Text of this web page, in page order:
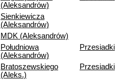
(Aleksandrów)
Sienkiewicza
(Aleksandrów)
MDK (Aleksandrów)
Południowa
(Aleksandrów)
Przesiadki
Bratoszewskiego
(Aleks.)
Przesiadki